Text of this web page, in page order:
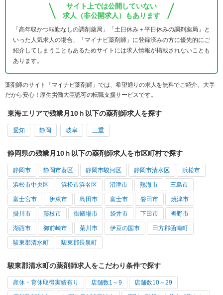
サイト上では公開していない
求人（非公開求人）もあります
「高年収かつ転勤なしの調剤薬局」「土日休み＋平日休みの調剤薬局」と
いった人気求人の場合、「マイナビ薬剤師」に登録済みの方に優先的にご
紹介してしまうこともあるためサイトには求人情報が掲載されないことも
あります。
薬剤師のサイト「マイナビ薬剤師」では、希望通りの求人を無料でご紹介。大手
だから安心！厚生労働大臣認可の転職支援サービスです。
東海エリアで残業月10ｈ以下の薬剤師求人を探す
愛知 静岡 岐阜 三重
静岡県の残業月10ｈ以下の薬剤師求人を市区町村で探す
静岡市 静岡市葵区 静岡市駿河区 静岡市清水区 浜松市
浜松市中央区 浜松市浜名区 沼津市 熱海市 三島市
富士宮市 伊東市 島田市 富士市 磐田市 焼津市
掛川市 藤枝市 御殿場市 袋井市 下田市 裾野市
湖西市 御前崎市 菊川市 伊豆の国市 田方郡函南町
駿東郡清水町 駿東郡長泉町
駿東郡清水町の薬剤師求人をこだわり条件で探す
産休・育休取得実績有り 店舗数1～9 店舗数10～29